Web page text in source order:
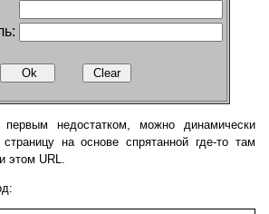
недостатком, можно динамически
на основе спрятанной где-то там
этом URL.